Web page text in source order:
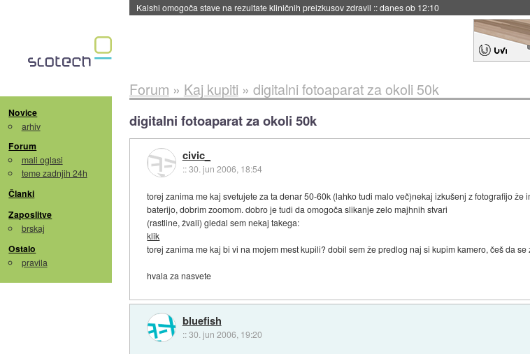
Kalshi omogoča stave na rezultate kliničnih preizkusov zdravil ::danes ob 12:10
Novice
arhiv
Forum
mali oglasi
teme zadnjih 24h
Članki
Zaposlitve
brskaj
Ostalo
pravila
Forum » Kaj kupiti » digitalni fotoaparat za okoli 50k
digitalni fotoaparat za okoli 50k
civic_
::30. jun 2006, 18:54
torej zanima me kaj svetujete za ta denar 50-60k (lahko tudi malo več)nekaj izkušenj z fotografijo
baterijo, dobrim zoomom. dobro je tudi da omogoča slikanje zelo majhnih stvari
(rastline, žvali) gledal sem nekaj takega:
klik
torej zanima me kaj bi vi na mojem mest kupili? dobil sem že predlog naj si kupim kamero, češ da
hvala za nasvete
bluefish
::30. jun 2006, 19:20